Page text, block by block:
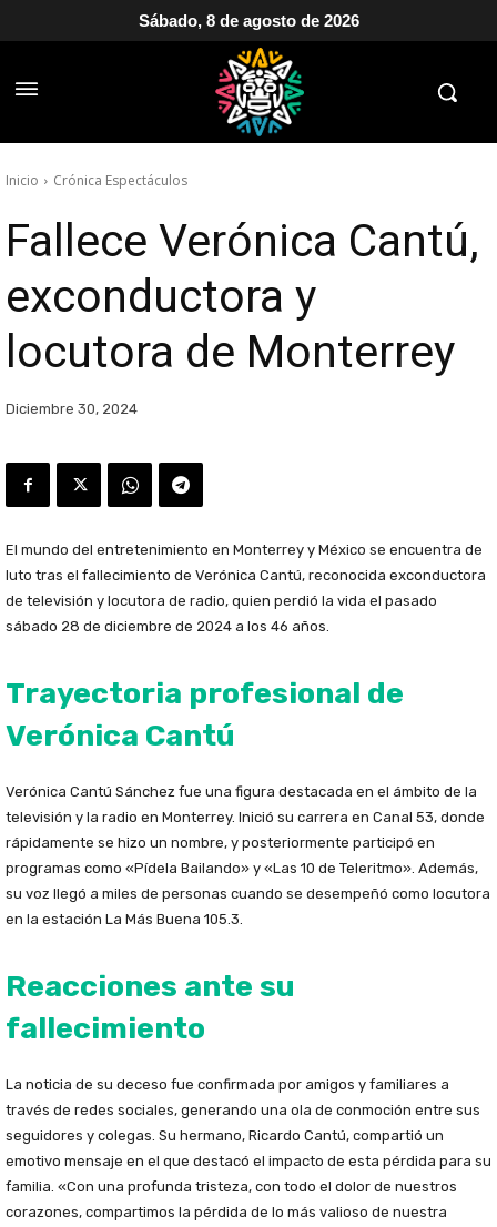
Sábado, 8 de agosto de 2026
Inicio Crónica Espectáculos
Fallece Verónica Cantú,
exconductora y
locutora de Monterrey
Diciembre 30, 2024
El mundo del entretenimiento en Monterrey y México se encuentra de
luto tras el fallecimiento de Verónica Cantú, reconocida exconductora
de televisión y locutora de radio, quien perdió la vida el pasado
sábado 28 de diciembre de 2024 a los 46 años.
Trayectoria profesional de
Verónica Cantú
Verónica Cantú Sánchez fue una figura destacada en el ámbito de la
televisión y la radio en Monterrey. Inició su carrera en Canal 53, donde
rápidamente se hizo un nombre, y posteriormente participó en
programas como «Pídela Bailando» y «Las 10 de Teleritmo». Además,
su voz llegó a miles de personas cuando se desempeñó como locutora
en la estación La Más Buena 105.3.
Reacciones ante su
fallecimiento
La noticia de su deceso fue confirmada por amigos y familiares a
través de redes sociales, generando una ola de conmoción entre sus
seguidores y colegas. Su hermano, Ricardo Cantú, compartió un
emotivo mensaje en el que destacó el impacto de esta pérdida para su
familia. «Con una profunda tristeza, con todo el dolor de nuestros
corazones, compartimos la pérdida de lo más valioso de nuestra